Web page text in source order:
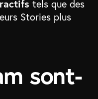
tels que des
Stories plus
sont-